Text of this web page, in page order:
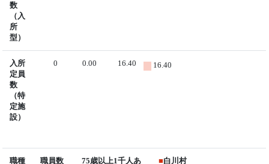
数
（入
所
型）
入所
定員
数
（特
定施
設）
0 0.00 16.40 16.40
職種
職員数
75歳以上1千人あ
■白川村